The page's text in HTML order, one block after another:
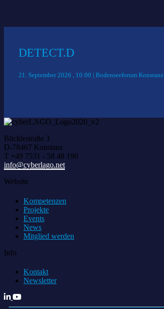
DETECT.D
21. September 2026 , 10:00 | Bodenseeforum Konstanz
Bücklestraße 3
D-78467 Konstanz
T +49 7531 - 58 48 190
info@cyberlago.net
Website
Kompetenzen
Projekte
Events
News
Mitglied werden
Info
Kontakt
Newsletter